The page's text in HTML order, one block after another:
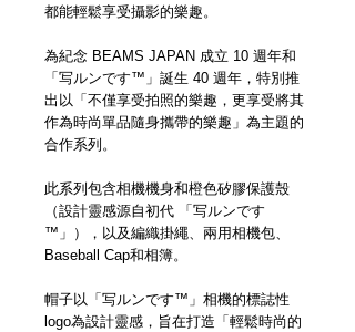
都能輕鬆享受攝影的樂趣。
為紀念 BEAMS JAPAN 成立 10 週年和
「写ルンです™」誕生 40 週年，特別推
出以「不僅享受拍照的樂趣，更享受將其
作為時尚單品隨身攜帶的樂趣」為主題的
合作系列。
此系列包含相機機身和橙色矽膠保護殼
（設計靈感源自初代 「写ルンです
™」），以及編織掛繩、兩用相機包、
Baseball Cap和相簿。
帽子以「写ルンです™」相機的標誌性
logo為設計靈感，旨在打造「輕鬆時尚的